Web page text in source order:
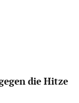
die Hitze